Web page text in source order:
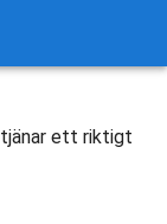
ett riktigt